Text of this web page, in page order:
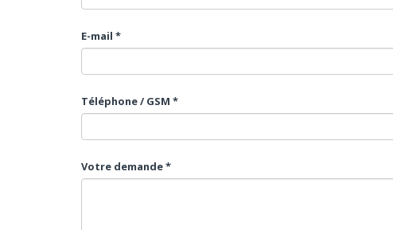
E-mail *
Téléphone / GSM *
Votre demande *